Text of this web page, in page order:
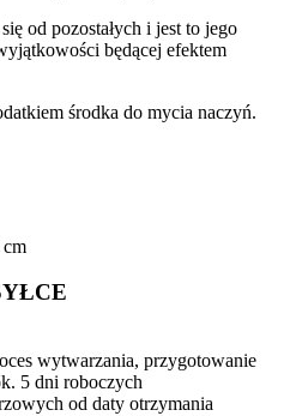
od pozostałych i jest to jego
będącej efektem
środka do mycia naczyń.
cm
wytwarzania, przygotowanie
5 dni roboczych
od daty otrzymania